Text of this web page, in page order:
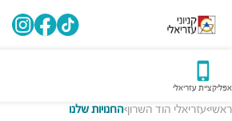
אפליקציית עזריאלי
ראשי>עזריאלי הוד השרון>החנויות שלנו